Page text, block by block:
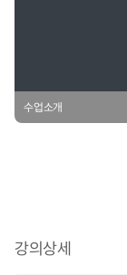
수업소개
강의상세